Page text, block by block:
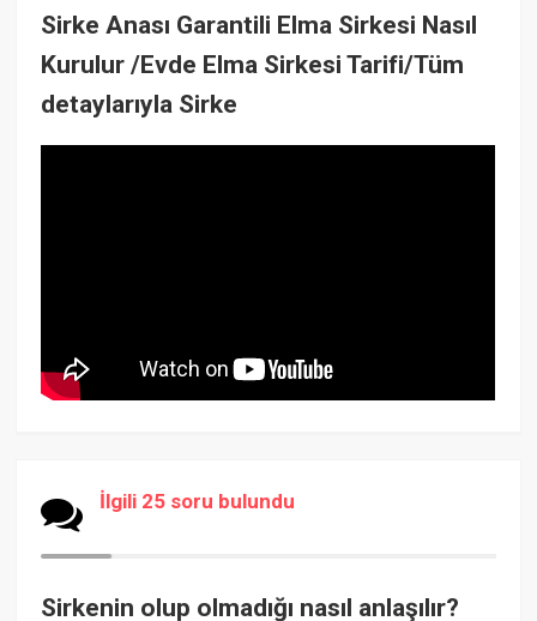
Sirke Anası Garantili Elma Sirkesi Nasıl
Kurulur /Evde Elma Sirkesi Tarifi/Tüm
detaylarıyla Sirke
İlgili 25 soru bulundu
Sirkenin olup olmadığı nasıl anlaşılır?